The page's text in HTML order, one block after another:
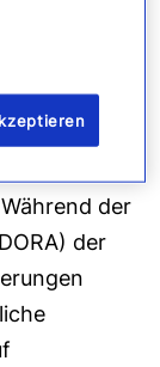
PRA im
der
der